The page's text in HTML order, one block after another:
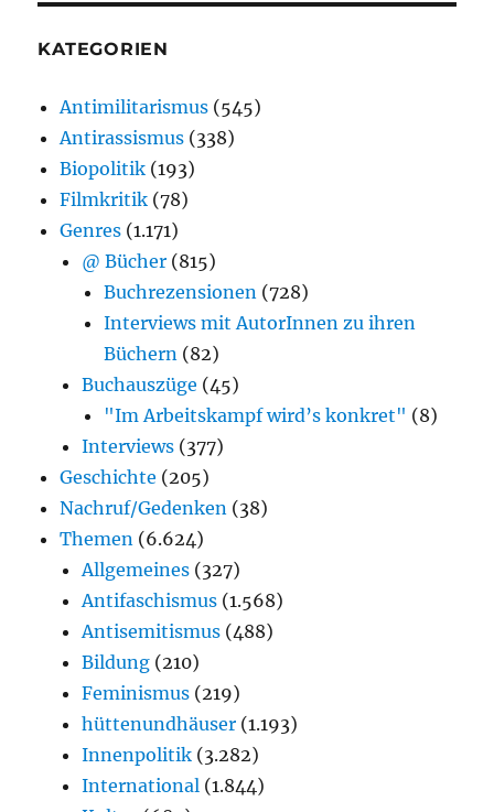
KATEGORIEN
Antimilitarismus (545)
Antirassismus (338)
Biopolitik (193)
Filmkritik (78)
Genres (1.171)
@ Bücher (815)
Buchrezensionen (728)
Interviews mit AutorInnen zu ihren
Büchern (82)
Buchauszüge (45)
"Im Arbeitskampf wird’s konkret" (8)
Interviews (377)
Geschichte (205)
Nachruf/Gedenken (38)
Themen (6.624)
Allgemeines (327)
Antifaschismus (1.568)
Antisemitismus (488)
Bildung (210)
Feminismus (219)
hüttenundhäuser (1.193)
Innenpolitik (3.282)
International (1.844)